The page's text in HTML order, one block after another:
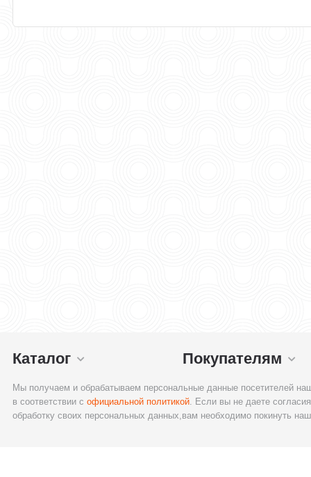
Каталог Покупателям
Мы получаем и обрабатываем персональные данные посетителей
в соответствии софициальной политикой. Если вы не даете
обработку своих персональных данных,вам необходимо покинуть